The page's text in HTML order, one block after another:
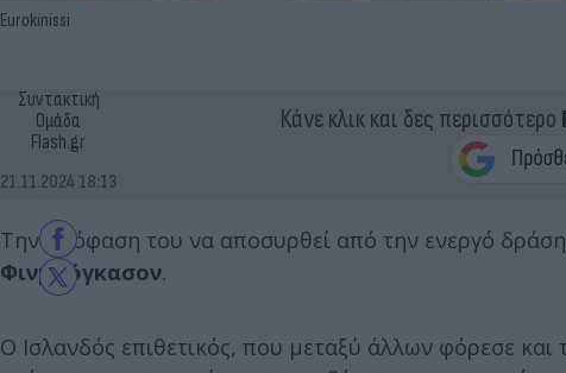
Eurokinissi
Συντακτική
Ομάδα
Flash.gr
21.11.2024 18:13
Κάνε κλικ και δες περισσότερο
Την απόφαση του να αποσυρθεί από την ενεργό
Φινμπόγκασον.
Ο Ισλανδός επιθετικός, που μεταξύ άλλων φόρεσε και